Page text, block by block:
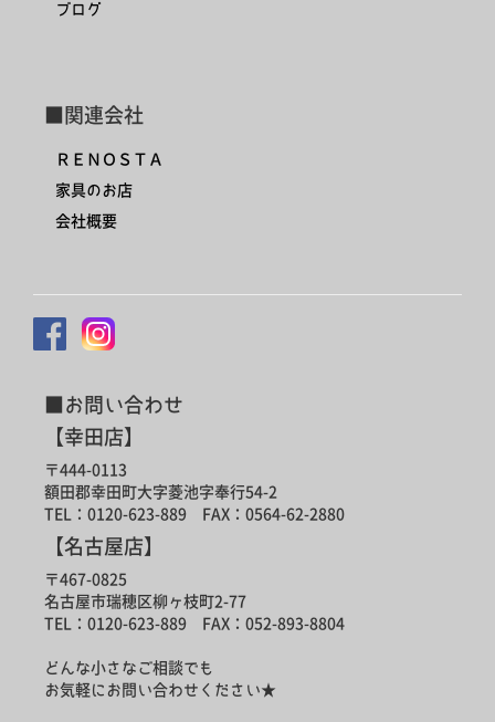
ブログ
■関連会社
ＲＥＮＯＳＴＡ
家具のお店
会社概要
■お問い合わせ
【幸田店】
〒444-0113
額田郡幸田町大字菱池字奉行54-2
TEL：0120-623-889 FAX：0564-62-2880
【名古屋店】
〒467-0825
名古屋市瑞穂区柳ヶ枝町2-77
TEL：0120-623-889 FAX：052-893-8804
どんな小さなご相談でも
お気軽にお問い合わせください★